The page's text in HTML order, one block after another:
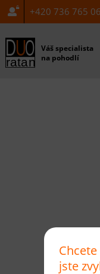
+420 736 765
Váš specialista
na pohodlí
jste